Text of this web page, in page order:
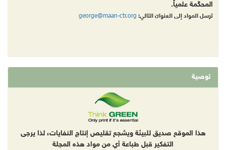
المحكّمة علمياً.
ترسل المواد إلى العنوان التالي: george@maan-ctr.org
توصية
هذا الموقع صديق للبيئة ويشجع تقليص إنتاج النفايات، لذا يرجى
التفكير قبل طباعة أي من مواد هذه المجلة